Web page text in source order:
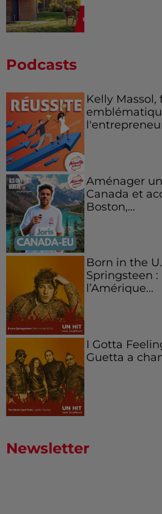
Podcasts
Kelly Massol,
Aménager
Canada et
Boston,...
Born in the
Springsteen
l’Amérique...
I Gotta
Guetta a
Newsletter